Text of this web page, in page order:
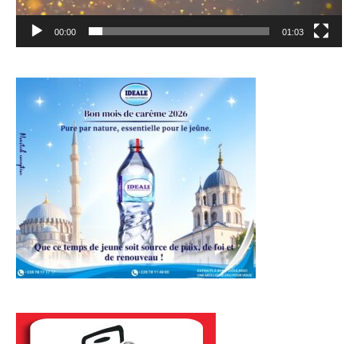
00:00 01:03